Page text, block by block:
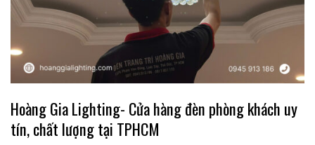
Hoàng Gia Lighting- Cửa hàng đèn phòng khách uy
tín, chất lượng tại TPHCM